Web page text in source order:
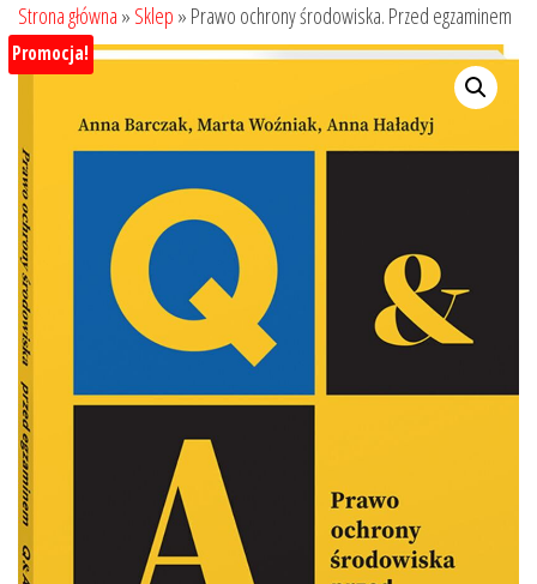
Strona główna » Sklep » Prawo ochrony środowiska. Przed egzaminem
Promocja!